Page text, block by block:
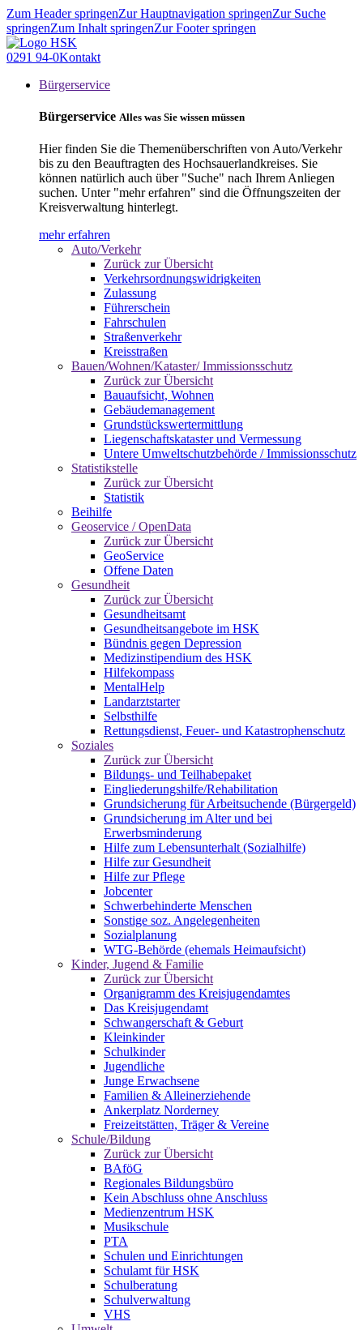
Zum Header springenZur Hauptnavigation springenZur Suche
springenZum Inhalt springenZur Footer springen
0291 94-0Kontakt
Bürgerservice
Bürgerservice Alles was Sie wissen müssen
Hier finden Sie die Themenüberschriften von Auto/Verkehr
bis zu den Beauftragten des Hochsauerlandkreises. Sie
können natürlich auch über "Suche" nach Ihrem Anliegen
suchen. Unter "mehr erfahren" sind die Öffnungszeiten der
Kreisverwaltung hinterlegt.
mehr erfahren
Auto/Verkehr
Zurück zur Übersicht
Verkehrsordnungswidrigkeiten
Zulassung
Führerschein
Fahrschulen
Straßenverkehr
Kreisstraßen
Bauen/Wohnen/Kataster/ Immissionsschutz
Zurück zur Übersicht
Bauaufsicht, Wohnen
Gebäudemanagement
Grundstückswertermittlung
Liegenschaftskataster und Vermessung
Untere Umweltschutzbehörde / Immissionsschutz
Statistikstelle
Zurück zur Übersicht
Statistik
Beihilfe
Geoservice / OpenData
Zurück zur Übersicht
GeoService
Offene Daten
Gesundheit
Zurück zur Übersicht
Gesundheitsamt
Gesundheitsangebote im HSK
Bündnis gegen Depression
Medizinstipendium des HSK
Hilfekompass
MentalHelp
Landarztstarter
Selbsthilfe
Rettungsdienst, Feuer- und Katastrophenschutz
Soziales
Zurück zur Übersicht
Bildungs- und Teilhabepaket
Eingliederungshilfe/Rehabilitation
Grundsicherung für Arbeitsuchende (Bürgergeld)
Grundsicherung im Alter und bei
Erwerbsminderung
Hilfe zum Lebensunterhalt (Sozialhilfe)
Hilfe zur Gesundheit
Hilfe zur Pflege
Jobcenter
Schwerbehinderte Menschen
Sonstige soz. Angelegenheiten
Sozialplanung
WTG-Behörde (ehemals Heimaufsicht)
Kinder, Jugend & Familie
Zurück zur Übersicht
Organigramm des Kreisjugendamtes
Das Kreisjugendamt
Schwangerschaft & Geburt
Kleinkinder
Schulkinder
Jugendliche
Junge Erwachsene
Familien & Alleinerziehende
Ankerplatz Norderney
Freizeitstätten, Träger & Vereine
Schule/Bildung
Zurück zur Übersicht
BAföG
Regionales Bildungsbüro
Kein Abschluss ohne Anschluss
Medienzentrum HSK
Musikschule
PTA
Schulen und Einrichtungen
Schulamt für HSK
Schulberatung
Schulverwaltung
VHS